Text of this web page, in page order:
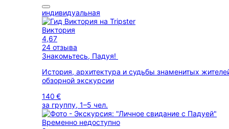
индивидуальная
Виктория
4,67
24 отзыва
Знакомьтесь, Падуя!
История, архитектура и судьбы знаменитых
обзорной экскурсии
140 €
за группу, 1–5 чел.
Временно недоступно